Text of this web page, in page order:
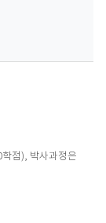
점), 박사과정은